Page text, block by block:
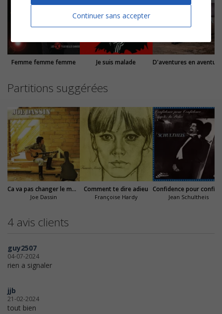
Femme femme femme Je suis malade D'aventures en
Partitions suggérées
Ca va pas changer le monde
Joe Dassin
Comment te dire adieu
Françoise Hardy Jean Schultheis
4 avis clients
guy2507
04-07-2024
rien a signaler
jjb
21-02-2024
tout bien
Continuer sans accepter